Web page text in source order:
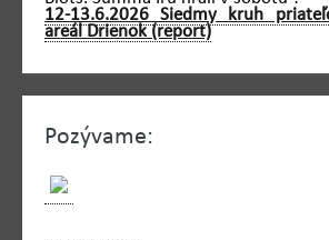
12-13.6.2026 Siedmy kruh
areál Drienok (report)
Pozývame: